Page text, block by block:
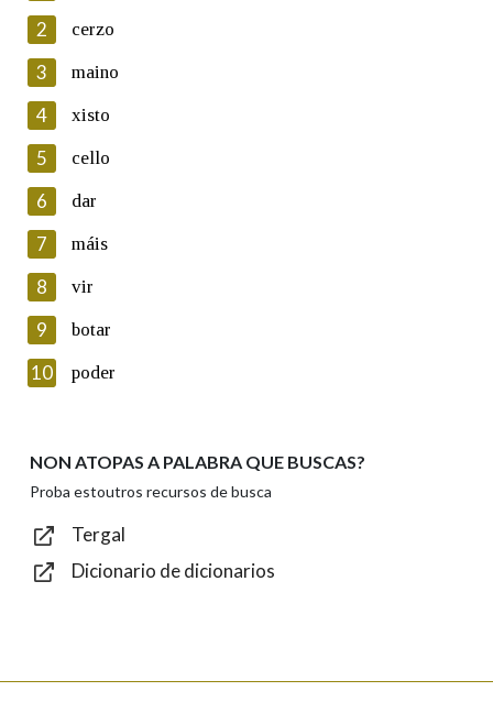
En cumprimento da normativa vixente en materia de
Protección de Datos de Carácter Persoal, a Real Academia
Galega informa a aqueles usuarios que faciliten o seu correo
electrónico, así como calquera outra información de carácter
persoal, que estes datos serán obxecto de tratamento
automatizado de carácter confidencial e incorporados aos seus
ficheiros informáticos. Así mesmo, os usuarios poderán exercer o
seu dereito de acceso, rectificación, oposición e cancelación dos
seus datos poñéndose en contacto connosco.
Lin e acepto as condicións da política de
Introduce o código que aparece na imaxe:
Texto de verificación
2 cerzo
3 maino
4 xisto
5 cello
6 dar
7 máis
8 vir
9 botar
10 poder
NON ATOPAS A PALABRA QUE BUSCAS?
Proba estoutros recursos de busca
Tergal
Dicionario de dicionarios